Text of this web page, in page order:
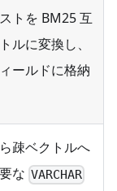
トを BM25 互
ルに変換し、
ールドに格納
疎ベクトルへ
な VARCHAR